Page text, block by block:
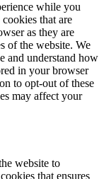
while you
that are
as they are
of the website. We
and understand how
in your browser
to opt-out of these
may affect your
website to
that ensures